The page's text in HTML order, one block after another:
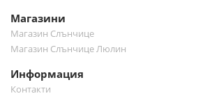
Магазини
Магазин Слънчице
Магазин Слънчице Люлин
Информация
Контакти